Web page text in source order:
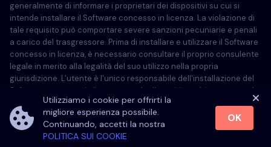
Utilizziamo i cookie per offrirti la
migliore esperienza possibile.
Continuando, accetti la nostra
POLITICA SUI COOKIE
OK
Polski
generalmente di informare i proprietari dei dispositivi su cui si
intende installare il Software concesso in licenza. La violazione di
tale requisito può comportare severe sanzioni pecuniarie e penali
a carico del trasgressore. Prima di installare e utilizzare il Software
concesso in licenza, è necessario consultare il proprio consulente
legale in merito alla legalità del suo utilizzo nella propria
giurisdizione. L'utente è l'unico responsabile dell'installazione del
Software concesso in licenza su tale dispositivo ed è consapevole
che Eyezy non può essere ritenuta responsabile.
©2026Eyezy. All rights reserved.